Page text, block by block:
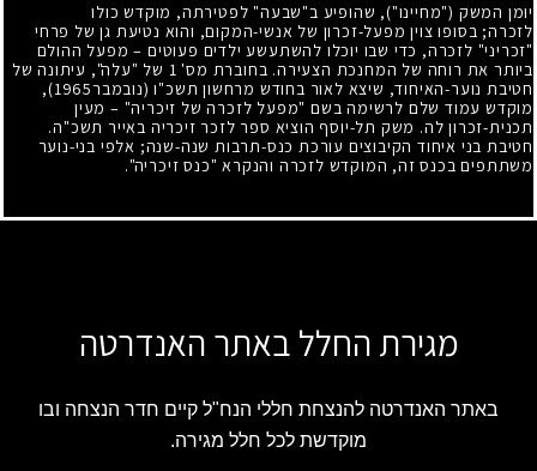
יומן המשק ("מחיינו"), שהופיע ב"שבעה" לפטירתה, מוקדש כולו
לזכרה; בסופו צוין מפעל-זכרון של אנשי-המקום, והוא נטיעת גן של פרחי
"זכריני" לזכרה, כדי שבו יוכלו להשתעשע ילדים פעוטים – מפעל ההולם
ביותר את רוחה של המחנכת הצעירה. בחוברת מס' 1 של "עלה", עיתונה של
חטיבת נוער-האיחוד, שיצא לאור בחודש מרחשון תשכ"ו (נובמבר1965
),
מוקדש עמוד שלם לרשימה בשם "מפעל לזכרה של זיכריה" – מעין
תכנית-זכרון לה. משק תל-יוסף הוציא ספר לזכר זיכריה באייר תשכ"ה.
חטיבת בני איחוד הקיבוצים עורכת כנס-תרבות שנה-שנה; אלפי בני-נוער
משתתפים בכנס זה, המוקדש לזכרה והנקרא "כנס זיכריה".
מגירת החלל באתר האנדרטה
באתר האנדרטה להנצחת חללי הנח"ל קיים חדר הנצחה ובו
מוקדשת לכל חלל מגירה.